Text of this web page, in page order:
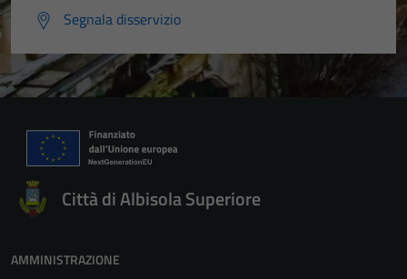
Segnala disservizio
Città di Albisola Superiore
AMMINISTRAZIONE